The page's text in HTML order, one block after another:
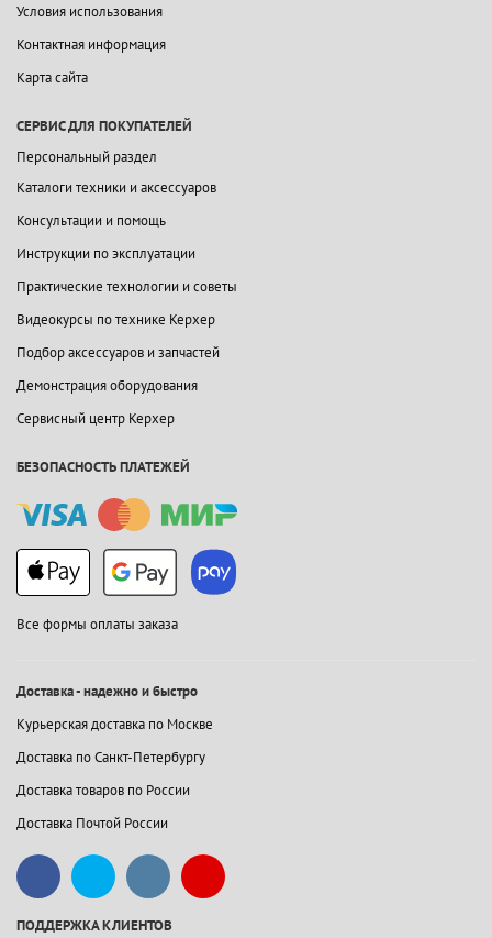
Условия использования
Контактная информация
Карта сайта
СЕРВИС ДЛЯ ПОКУПАТЕЛЕЙ
Персональный раздел
Каталоги техники и аксессуаров
Консультации и помощь
Инструкции по эксплуатации
Практические технологии и советы
Видеокурсы по технике Керхер
Подбор аксессуаров и запчастей
Демонстрация оборудования
Сервисный центр Керхер
БЕЗОПАСНОСТЬ ПЛАТЕЖЕЙ
Все формы оплаты заказа
Доставка - надежно и быстро
Курьерская доставка по Москве
Доставка по Санкт-Петербургу
Доставка товаров по России
Доставка Почтой России
ПОДДЕРЖКА КЛИЕНТОВ